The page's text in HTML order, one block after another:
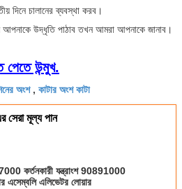
দিনে চালানের ব্যবস্থা করব।
আপনাকে উদ্ধৃতি পাঠাব তখন আমরা আপনাকে জানাব।
উন্মুখ.
অংশ, কাটার অংশ কাটা
সেরা মূল্য পান
কর্তনকারী যন্ত্রাংশ 90891000
এসেম্বলি এলিভেটর লোয়ার